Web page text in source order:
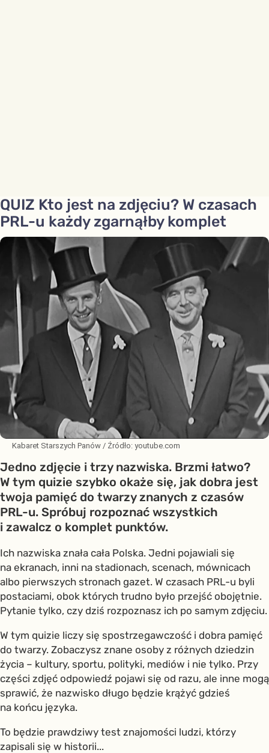
QUIZ Kto jest na zdjęciu? W czasach
PRL-u każdy zgarnąłby komplet
Kabaret Starszych Panów / Źródło: youtube.com
Jedno zdjęcie i trzy nazwiska. Brzmi łatwo?
W tym quizie szybko okaże się, jak dobra jest
twoja pamięć do twarzy znanych z czasów
PRL-u. Spróbuj rozpoznać wszystkich
i zawalcz o komplet punktów.
Ich nazwiska znała cała Polska. Jedni pojawiali się
na ekranach, inni na stadionach, scenach, mównicach
albo pierwszych stronach gazet. W czasach PRL-u byli
postaciami, obok których trudno było przejść obojętnie.
Pytanie tylko, czy dziś rozpoznasz ich po samym zdjęciu.
W tym quizie liczy się spostrzegawczość i dobra pamięć
do twarzy. Zobaczysz znane osoby z różnych dziedzin
życia – kultury, sportu, polityki, mediów i nie tylko. Przy
części zdjęć odpowiedź pojawi się od razu, ale inne mogą
sprawić, że nazwisko długo będzie krążyć gdzieś
na końcu języka.
To będzie prawdziwy test znajomości ludzi, którzy
zapisali się w historii...